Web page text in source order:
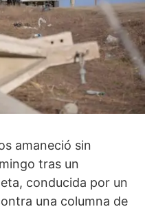
amaneció sin
tras un
conducida por un
una columna de